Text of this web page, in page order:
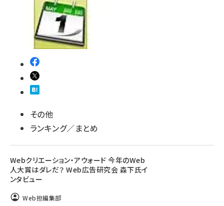
その他
ランキング／まとめ
Webクリエーション・アウォード 今年のWeb
人大賞はダレだ？ Web広告研究会 森下氏イ
ンタビュー
Web担編集部